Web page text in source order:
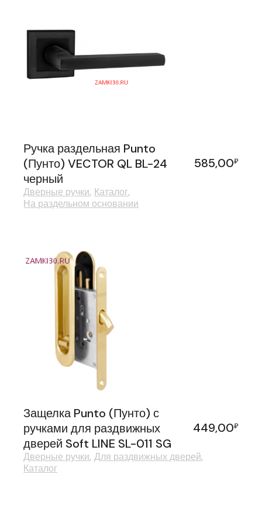
Ручка раздельная Punto
(Пунто) VECTOR QL BL-24
черный
585,00₽
Дверные ручки Каталог
На раздельном основании
Защелка Punto (Пунто) с
ручками для раздвижных
дверей Soft LINE SL-011 SG
449,00₽
Дверные ручки Для раздвижных дверей
Каталог